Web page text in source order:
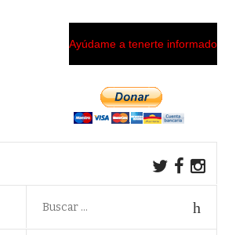
Ayúdame a tenerte informado